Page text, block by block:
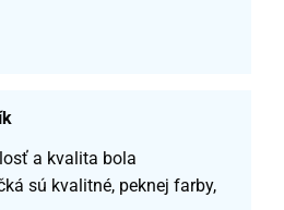
a kvalita bola
sú kvalitné, peknej farby,